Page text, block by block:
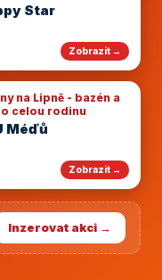
Star
Zobrazit →
na Lipně - bazén a
celou rodinu
Méďů
Zobrazit →
Inzerovat akci →